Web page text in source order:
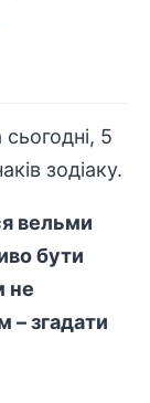
вельми
бути
не
– згадати